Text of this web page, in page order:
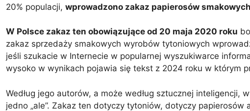
20% populacji, wprowadzono zakaz papierosów
W Polsce zakaz ten obowiązujące od 20 maja 2020 roku
zakaz sprzedaży smakowych wyrobów tytoniowych
jeśli szukacie w Internecie w popularnej wyszukiwarce
wysoko w wynikach pojawia się tekst z 2024 roku w którym
Według jego autorów, a może według sztucznej inteligencji,
jedno „ale”. Zakaz ten dotyczy tytoniów, dotyczy